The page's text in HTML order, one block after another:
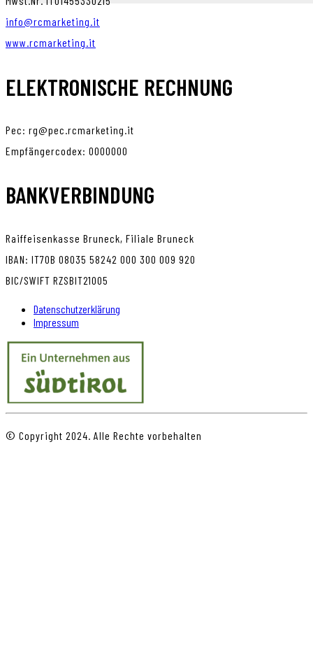
info@rcmarketing.it
www.rcmarketing.it
ELEKTRONISCHE RECHNUNG
Pec: rg@pec.rcmarketing.it
Empfängercodex: 0000000
BANKVERBINDUNG
Raiffeisenkasse Bruneck, Filiale Bruneck
IBAN: IT70B 08035 58242 000 300 009 920
BIC/SWIFT RZSBIT21005
Datenschutzerklärung
Impressum
© Copyright 2024. Alle Rechte vorbehalten